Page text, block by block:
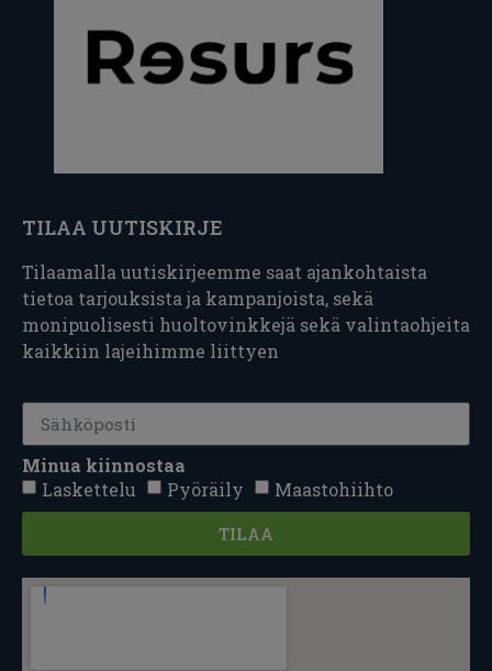
TILAA UUTISKIRJE
Tilaamalla uutiskirjeemme saat ajankohtaista
tietoa tarjouksista ja kampanjoista, sekä
monipuolisesti huoltovinkkejä sekä valintaohjeita
kaikkiin lajeihimme liittyen
Minua kiinnostaa
Laskettelu
Pyöräily Maastohiihto
TILAA